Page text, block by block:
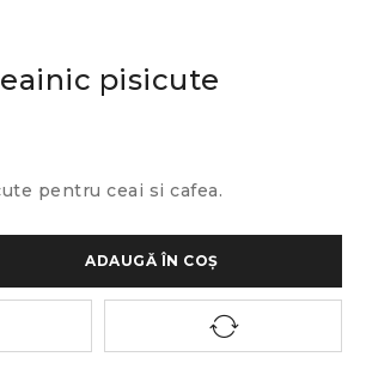
pisicute
pentru ceai si cafea.
ADAUGĂ ÎN COȘ